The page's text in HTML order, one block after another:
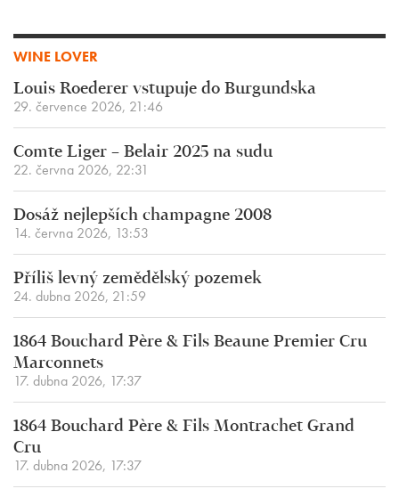
WINE LOVER
Louis Roederer vstupuje do Burgundska
29. července 2026, 21:46
Comte Liger – Belair 2025 na sudu
22. června 2026, 22:31
Dosáž nejlepších champagne 2008
14. června 2026, 13:53
Příliš levný zemědělský pozemek
24. dubna 2026, 21:59
1864 Bouchard Père & Fils Beaune Premier Cru
Marconnets
17. dubna 2026, 17:37
1864 Bouchard Père & Fils Montrachet Grand
Cru
17. dubna 2026, 17:37